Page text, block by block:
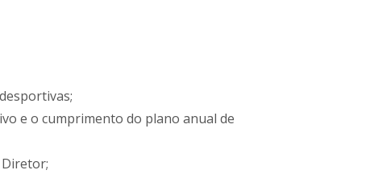
e o cumprimento do plano anual de